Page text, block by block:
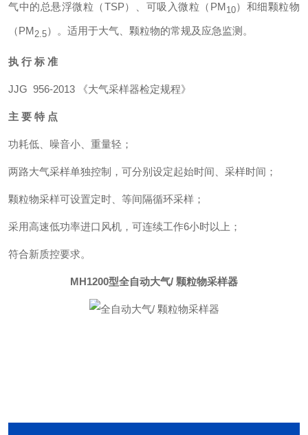
气中的总悬浮微粒（TSP）、可吸入微粒（PM10）和细颗粒物
（PM2.5）。适用于大气、颗粒物的常规及应急监测。
执 行 标 准
JJG 956-2013 《大气采样器检定规程》
主 要 特 点
功耗低、噪音小、重量轻；
两路大气采样单独控制，可分别设定起始时间、采样时间；
颗粒物采样可设置定时、等间隔循环采样；
采用高速低功率进口风机，可连续工作6小时以上；
符合新质控要求。
MH1200型全自动大气/ 颗粒物采样器